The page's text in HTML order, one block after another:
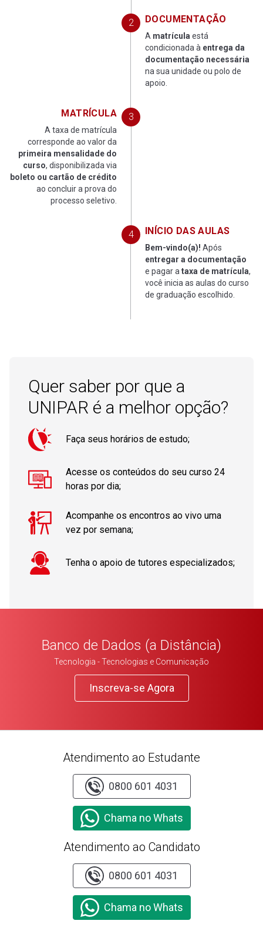
Governança Corporativa, Gestão de Risco e
DOCUMENTAÇÃO
A matrículaestá
condicionada à entrega da
documentação necessária
na sua unidade ou polo de
apoio.
MATRÍCULA
A taxa de matrícula
corresponde ao valor da
primeira mensalidade do
curso, disponibilizada via
boleto ou cartão de crédito
ao concluir a prova do
processo seletivo.
INÍCIO DAS AULAS
Bem-vindo(a)! Após
entregar a documentação
e pagar ataxa de matrícula,
você inicia as aulas do curso
de graduação escolhido.
Quer saber por que a
UNIPAR é a melhor opção?
Faça seus horários de estudo;
Acesse os conteúdos do seu curso 24
horas por dia;
Acompanhe os encontros ao vivo uma
vez por semana;
Tenha o apoio de tutores especializados;
Banco de Dados (a Distância)
Tecnologia - Tecnologias e Comunicação
Inscreva-se Agora
Atendimento ao Estudante
0800 601 4031
Chama no Whats
Atendimento ao Candidato
0800 601 4031
Chama no Whats